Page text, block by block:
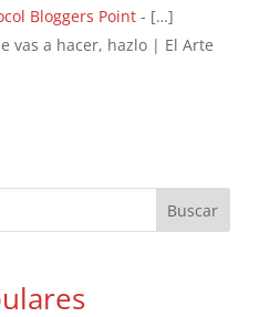
Bloggers Point- […]
vas a hacer, hazlo | El Arte